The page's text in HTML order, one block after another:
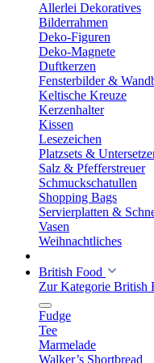
Allerlei Dekoratives
Bilderrahmen
Deko-Figuren
Deko-Magnete
Duftkerzen
Fensterbilder &
Keltische Kreuze
Kerzenhalter
Kissen
Lesezeichen
Platzsets &
Salz & Pfefferstreuer
Schmuckschatullen
Shopping Bags
Servierplatten &
Vasen
Weihnachtliches
British Food
Zur Kategorie British
Fudge
Tee
Marmelade
Walker’s Shortbread